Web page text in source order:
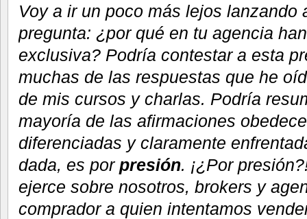
Voy a ir un poco más lejos lanzando
pregunta: ¿por qué en tu agencia
exclusiva? Podría contestar a esta
muchas de las respuestas que he
de mis cursos y charlas. Podría
mayoría de las afirmaciones
diferenciadas y claramente
dada, es por presión. ¡¿Por
ejerce sobre nosotros, brokers y
comprador a quien intentamos